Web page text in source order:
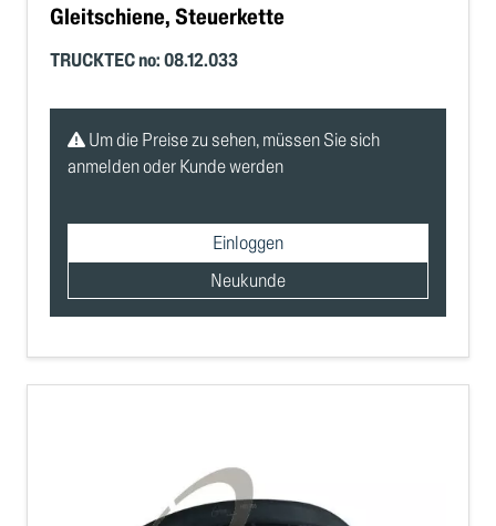
Gleitschiene, Steuerkette
TRUCKTEC no: 08.12.033
Um die Preise zu sehen, müssen Sie sich
anmelden oder Kunde werden
Einloggen
Neukunde